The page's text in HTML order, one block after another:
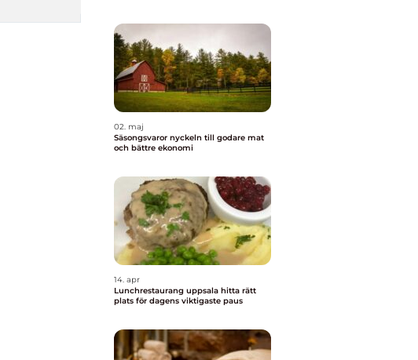
02. maj
Säsongsvaror nyckeln till godare mat
och bättre ekonomi
14. apr
Lunchrestaurang uppsala hitta rätt
plats för dagens viktigaste paus